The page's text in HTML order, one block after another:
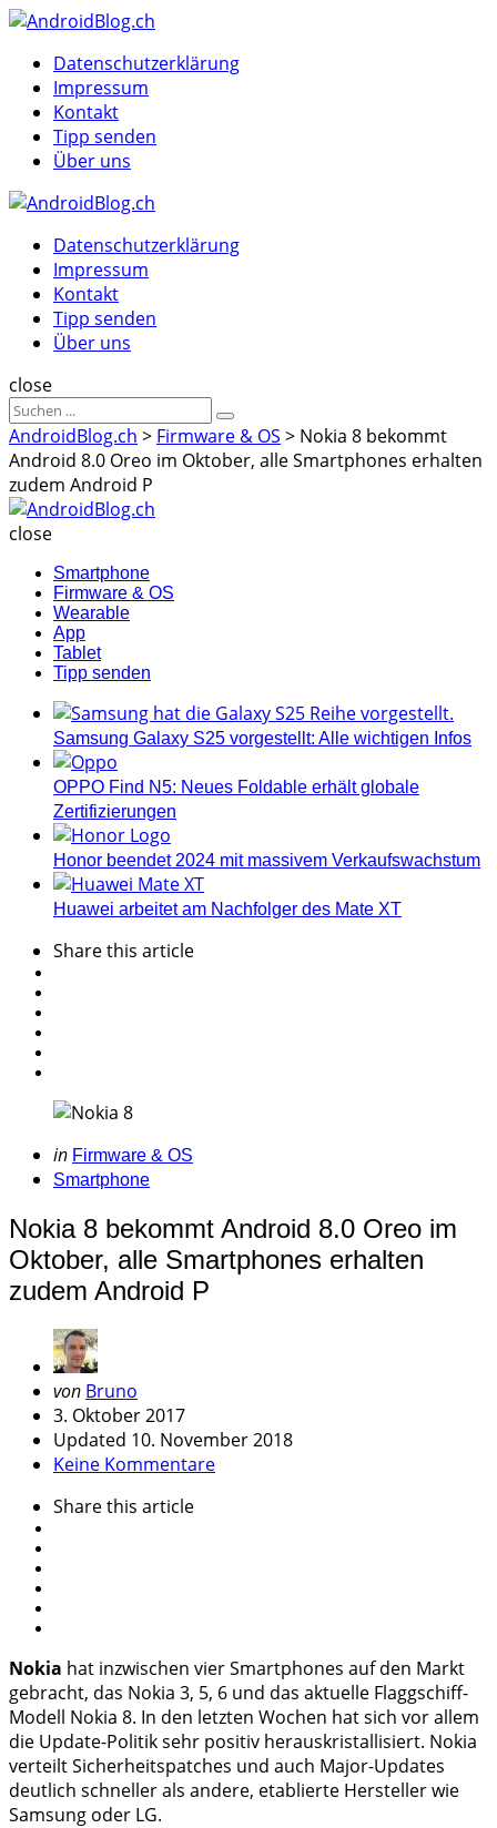
Menu
MenuDatenschutzerklärung
Impressum
Kontakt
Tipp senden
Über uns
Datenschutzerklärung
Impressum
Kontakt
Tipp senden
Über uns
Suche
close
Sucheergebnisse
für
Suche
AndroidBlog.ch > Firmware & OS > Nokia 8 bekommt
Android 8.0 Oreo im Oktober, alle Smartphones erhalten
zudem Android P
close
Smartphone
Firmware & OS
Wearable
App
Tablet
Tipp senden
Samsung Galaxy S25 vorgestellt: Alle wichtigen Infos
OPPO Find N5: Neues Foldable erhält globale
Zertifizierungen
Honor beendet 2024 mit massivem Verkaufswachstum
Huawei arbeitet am Nachfolger des Mate XT
Sharethis article
Categories
Posted
in
in Firmware & OS
Smartphone
Nokia 8 bekommt Android 8.0 Oreo im
Oktober, alle Smartphones erhalten
zudem Android P
Geschrieben
von
von Bruno
3. Oktober 2017
Updated 10. November 2018
Keine Kommentare
Sharethis article
Nokia hat inzwischen vier Smartphones auf den Markt
gebracht, das Nokia 3, 5, 6 und das aktuelle Flaggschiff-
Modell Nokia 8. In den letzten Wochen hat sich vor allem
die Update-Politik sehr positiv herauskristallisiert. Nokia
verteilt Sicherheitspatches und auch Major-Updates
deutlich schneller als andere, etablierte Hersteller wie
Samsung oder LG.